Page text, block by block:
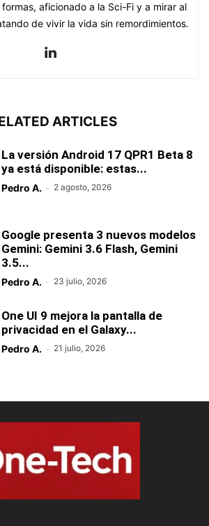
aficionado a la Sci-Fi y a mirar al
de vivir la vida sin remordimientos.
ARTICLES
La versión Android 17 QPR1 Beta 8
ya está disponible: estas...
Pedro A. - 2 agosto, 2026
Google presenta 3 nuevos modelos
Gemini: Gemini 3.6 Flash, Gemini
3.5...
Pedro A. - 23 julio, 2026
One UI 9 mejora la pantalla de
privacidad en el Galaxy...
Pedro A. - 21 julio, 2026